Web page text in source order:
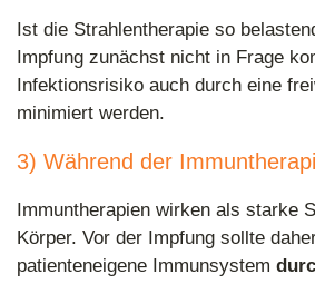
Ist die Strahlentherapie so
Impfung zunächst nicht in Frage
Infektionsrisiko auch durch eine
minimiert werden.
3) Während der
Immuntherapien wirken als starke
Körper. Vor der Impfung sollte
patienteneigene Immunsystem